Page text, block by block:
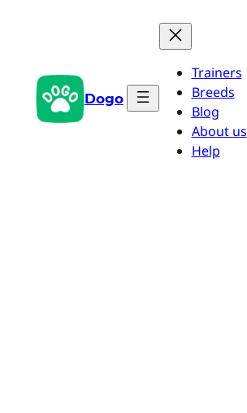
Dogo
Trainers
Breeds
Blog
About us
Help